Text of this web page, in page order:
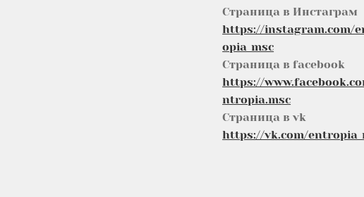
Страница в Инстаграм
https://instagram.com/
opia_msc
Страница в facebook
https://
ntropia.msc
Страница в vk
https://vk.com/